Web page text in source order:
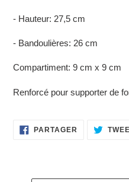
- Hauteur: 27,5 cm
- Bandoulières: 26 cm
Compartiment: 9 cm x 9 cm
Renforcé pour supporter de
PARTAGER PARTAGER
SUR